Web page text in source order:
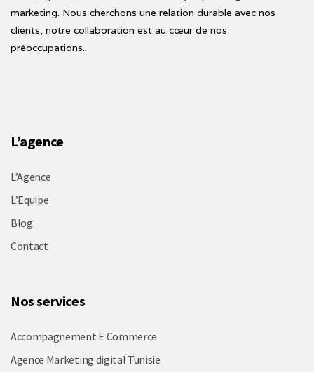
marketing. Nous cherchons une relation durable avec nos
clients, notre collaboration est au cœur de nos
préoccupations..
L’agence
L’Agence
L’Equipe
Blog
Contact
Nos services
Accompagnement E Commerce
Agence Marketing digital Tunisie